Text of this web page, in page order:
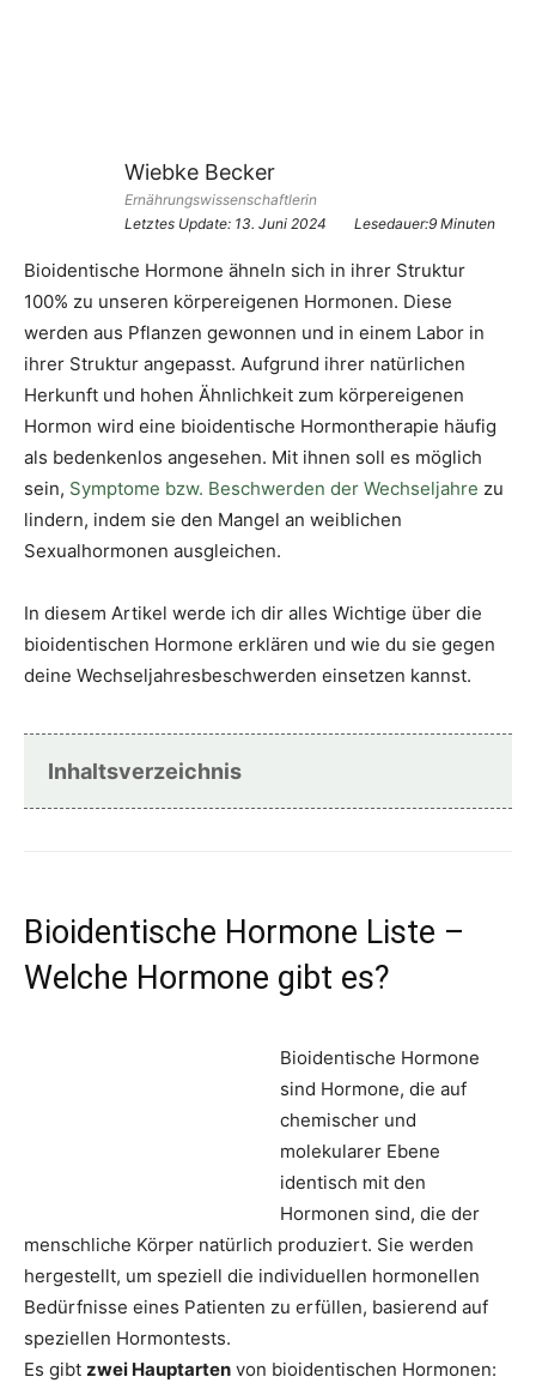
Wiebke Becker
Ernährungswissenschaftlerin
Letztes Update: 13. Juni 2024 Lesedauer:9 Minuten
Bioidentische Hormone ähneln sich in ihrer Struktur
100% zu unseren körpereigenen Hormonen. Diese
werden aus Pflanzen gewonnen und in einem Labor in
ihrer Struktur angepasst. Aufgrund ihrer natürlichen
Herkunft und hohen Ähnlichkeit zum körpereigenen
Hormon wird eine bioidentische Hormontherapie häufig
als bedenkenlos angesehen. Mit ihnen soll es möglich
sein, Symptome bzw. Beschwerden der Wechseljahre zu
lindern, indem sie den Mangel an weiblichen
Sexualhormonen ausgleichen.
In diesem Artikel werde ich dir alles Wichtige über die
bioidentischen Hormone erklären und wie du sie gegen
deine Wechseljahresbeschwerden einsetzen kannst.
Inhaltsverzeichnis
Bioidentische Hormone Liste –
Welche Hormone gibt es?
Bioidentische Hormone
sind Hormone, die auf
chemischer und
molekularer Ebene
identisch mit den
Hormonen sind, die der
menschliche Körper natürlich produziert. Sie werden
hergestellt, um speziell die individuellen hormonellen
Bedürfnisse eines Patienten zu erfüllen, basierend auf
speziellen Hormontests.
Es gibt zwei Hauptarten von bioidentischen Hormonen: